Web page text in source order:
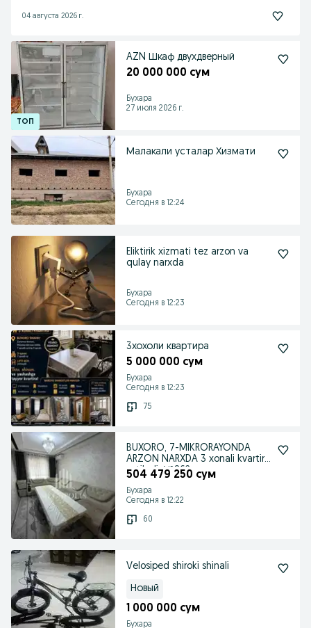
04 августа 2026 г.
AZN Шкаф двухдверный
20 000 000 сум
Бухара
27 июля 2026 г.
Малакали усталар Хизмати
Бухара
Сегодня в 12:24
Eliktirik xizmati tez arzon va
qulay narxda
Бухара
Сегодня в 12:23
3хохоли квартира
5 000 000 сум
Бухара
Сегодня в 12:23
75
BUXORO, 7-MIKRORAYONDA
ARZON NARXDA 3 xonali kvartira
sotiladi. №862
504 479 250 сум
Бухара
Сегодня в 12:22
60
Velosiped shiroki shinali
Новый
1 000 000 сум
Бухара